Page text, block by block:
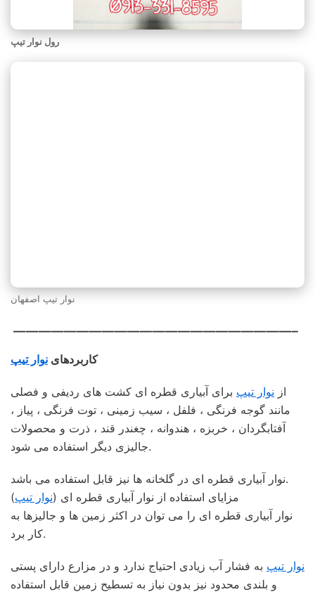
رول نوار تیپ
نوار تیپ اصفهان
——————————————————————–
کاربردهای نوار تیپ
از نوار تیپ برای آبیاری قطره ای کشت های ردیفی و فصلی
مانند گوجه فرنگی ، فلفل ، سیب زمینی ، توت فرنگی ، پیاز ،
آفتابگردان ، خربزه ، هندوانه ، چغندر قند ، ذرت و محصولات
جالیزی دیگر استفاده می شود.
نوار آبیاری قطره ای در گلخانه ها نیز قابل استفاده می باشد.
مزایای استفاده از نوار آبیاری قطره ای (نوار تیپ)
نوار آبیاری قطره ای را می توان در اکثر زمین ها و جالیزها به
کار برد.
نوار تیپ به فشار آب زیادی احتیاج ندارد و در مزارع دارای پستی
و بلندی محدود نیز بدون نیاز به تسطیح زمین قابل استفاده